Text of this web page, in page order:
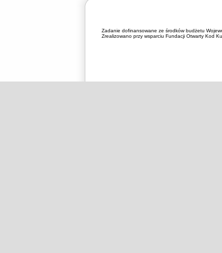
Zadanie dofinansowane ze środków budżetu
Zrealizowano przy wsparciu Fundacji Otwarty Kod